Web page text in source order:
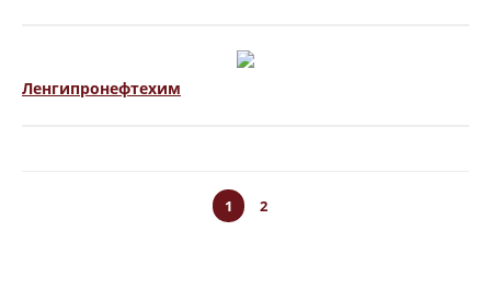
Ленгипронефтехим
1 2